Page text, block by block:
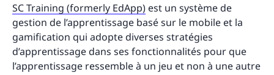
SC Training (formerly EdApp) est un système de
gestion de l’apprentissage basé sur le mobile et la
gamification qui adopte diverses stratégies
d’apprentissage dans ses fonctionnalités pour que
l’apprentissage ressemble à un jeu et non à une autre